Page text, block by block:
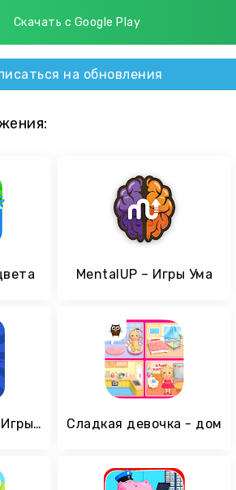
Скачать с Google Play
на обновления
MentalUP – Игры Ума
Золушка:Сказки, Игры для Детей Сладкая девочка - дом